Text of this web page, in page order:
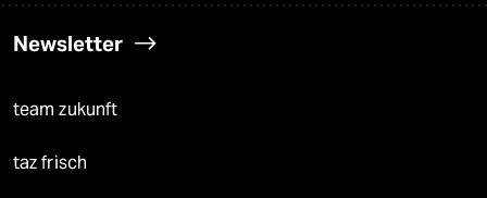
Newsletter
team zukunft
taz frisch